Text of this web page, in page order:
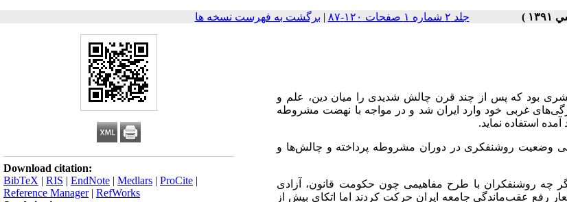
جلد ۲ شماره ۱ صفحات ۱۲۰-۸۷ | برگشت به فهرست نسخه ها
Download citation:
BibTeX | RIS | EndNote | Medlars | ProCite |
Reference Manager| RefWorks
بشری بود که پس از چند قرن چالش شدیدی را میان دین، علم و
غربی خود وارد ایران شد و در مواجه با نهضت مشروطه
استفاده نماید.
وضعیت روشنفکری در دوران مشروطه پرداخته و چالش‌ها و
چه روشنفکران با طرح مفاهیمی چون حکومت قانون، آزادی
رفع عقب‌ماندگی جامعه ایران حرکت کردند اما اتکای بیش از